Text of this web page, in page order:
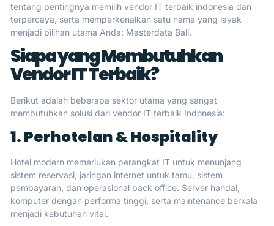
tentang pentingnya memilih vendor IT terbaik indonesia dan
terpercaya, serta memperkenalkan satu nama yang layak
menjadi pilihan utama Anda: Masterdata Bali.
Siapa yang Membutuhkan
Vendor IT Terbaik?
Berikut adalah beberapa sektor utama yang sangat
membutuhkan solusi dari vendor IT terbaik Indonesia:
1. Perhotelan & Hospitality
Hotel modern memerlukan perangkat IT untuk menunjang
sistem reservasi, jaringan internet untuk tamu, sistem
pembayaran, dan operasional back office. Server handal,
komputer dengan performa tinggi, serta maintenance berkala
menjadi kebutuhan vital.